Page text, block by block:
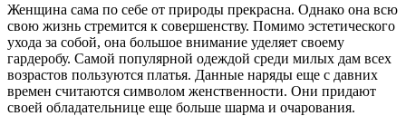
Женщина сама по себе от природы прекрасна. Однако она всю
свою жизнь стремится к совершенству. Помимо эстетического
ухода за собой, она большое внимание уделяет своему
гардеробу. Самой популярной одеждой среди милых дам всех
возрастов пользуются платья. Данные наряды еще с давних
времен считаются символом женственности. Они придают
своей обладательнице еще больше шарма и очарования.